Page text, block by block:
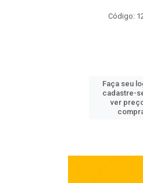
Código:
Faça seu
cadastre-
ver